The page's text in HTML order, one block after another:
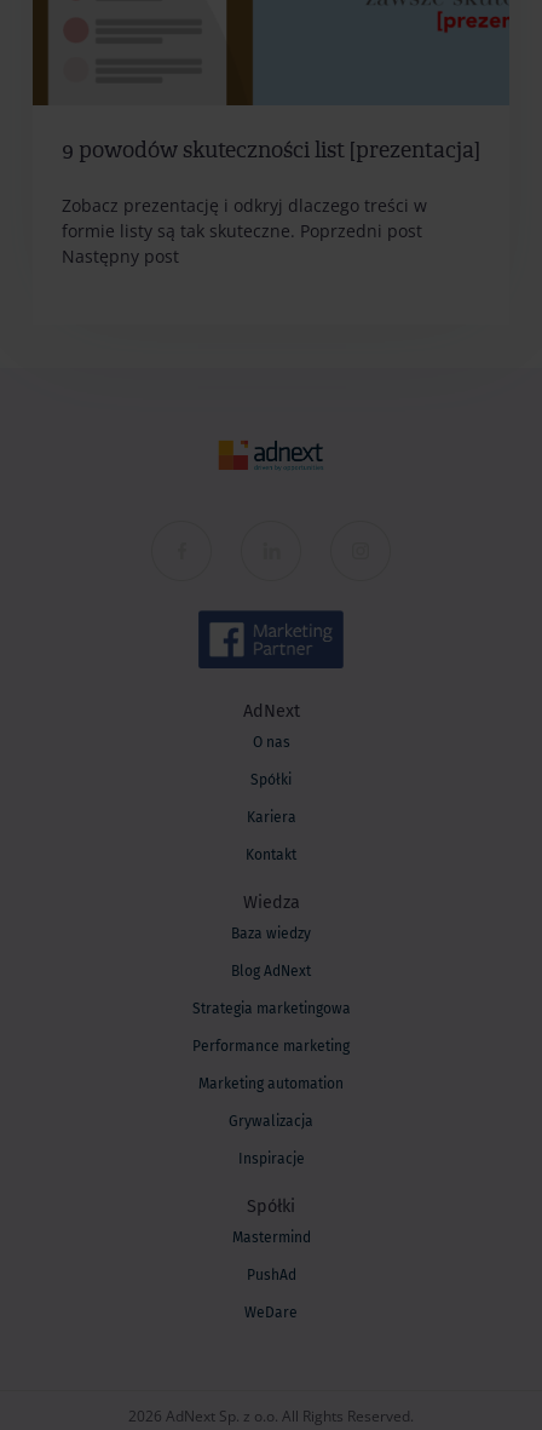
9 powodów skuteczności list [prezentacja]
Zobacz prezentację i odkryj dlaczego treści w
formie listy są tak skuteczne. Poprzedni post
Następny post
AdNext
O nas
Spółki
Kariera
Kontakt
Wiedza
Baza wiedzy
Blog AdNext
Strategia marketingowa
Performance marketing
Marketing automation
Grywalizacja
Inspiracje
Spółki
Mastermind
PushAd
WeDare
2026 AdNext Sp. z o.o. All Rights Reserved.